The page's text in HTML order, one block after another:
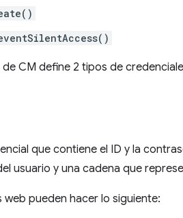
CM define 2 tipos de
que contiene el ID y la
usuario y una cadena que
pueden hacer lo siguiente: